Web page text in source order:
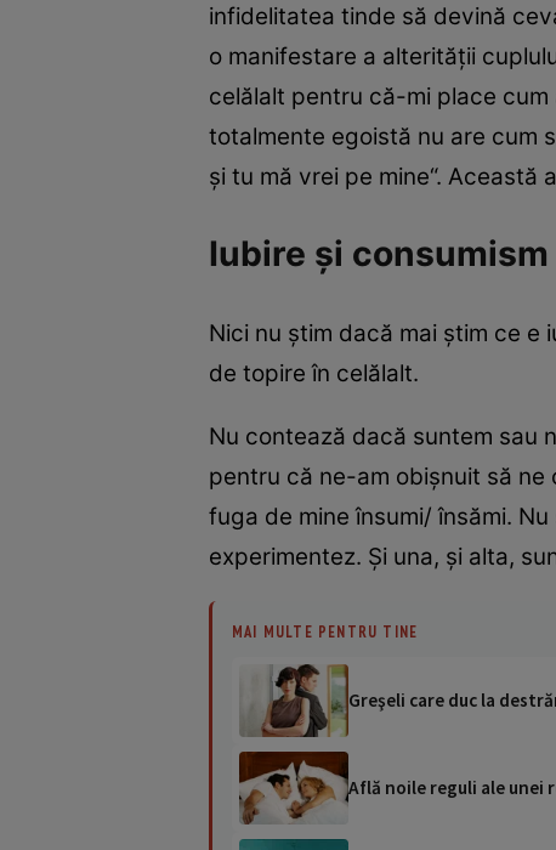
infidelitatea tinde să devină
o manifestare a alterităţii
celălalt pentru că-mi place
totalmente egoistă nu are cum
şi tu mă vrei pe mine“.
Iubire şi consumism
Nici nu ştim dacă mai ştim ce e
de topire în celălalt.
Nu contează dacă suntem sau
pentru că ne-am obişnuit să ne
fuga de mine însumi/ însămi.
experimentez. Şi una, şi alta,
MAI MULTE PENTRU TINE
Greşeli care duc la
Află noile reguli ale unei